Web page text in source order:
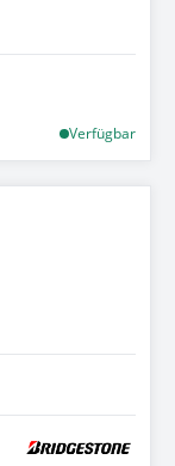
Verfügbar